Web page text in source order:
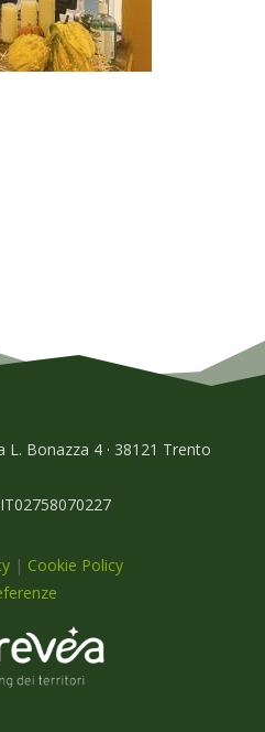
L. Bonazza 4 · 38121 Trento
| Cookie Policy